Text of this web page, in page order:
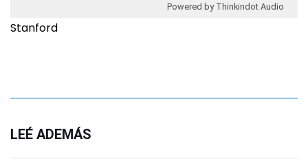
Powered by Thinkindot Audio
Stanford
LEÉ ADEMÁS